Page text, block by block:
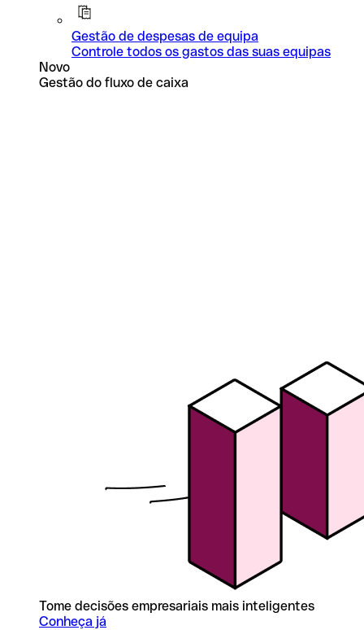
Gestão de despesas de equipa
Controle todos os gastos das suas equipas
Novo
Gestão do fluxo de caixa
Tome decisões empresariais mais inteligentes
Conheça já